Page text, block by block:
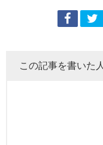
この記事を書いた人